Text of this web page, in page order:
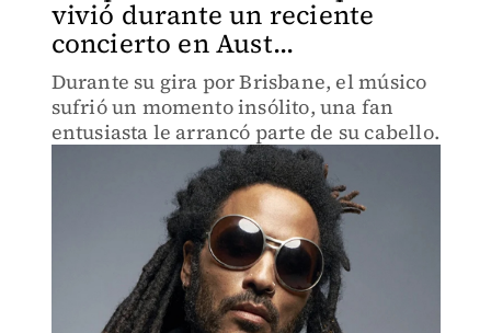
vivió durante un reciente
concierto en Aust...
Durante su gira por Brisbane, el músico
sufrió un momento insólito, una fan
entusiasta le arrancó parte de su cabello.